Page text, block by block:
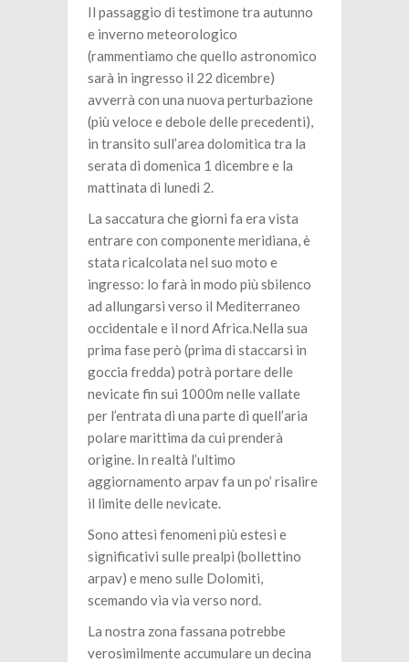
Il passaggio di testimone tra autunno
e inverno meteorologico
(rammentiamo che quello astronomico
sarà in ingresso il 22 dicembre)
avverrà con una nuova perturbazione
(più veloce e debole delle precedenti),
in transito sull’area dolomitica tra la
serata di domenica 1 dicembre e la
mattinata di lunedì 2.
La saccatura che giorni fa era vista
entrare con componente meridiana, è
stata ricalcolata nel suo moto e
ingresso: lo farà in modo più sbilenco
ad allungarsi verso il Mediterraneo
occidentale e il nord Africa.Nella sua
prima fase però (prima di staccarsi in
goccia fredda) potrà portare delle
nevicate fin sui 1000m nelle vallate
per l’entrata di una parte di quell’aria
polare marittima da cui prenderà
origine. In realtà l’ultimo
aggiornamento arpav fa un po’ risalire
il limite delle nevicate.
Sono attesi fenomeni più estesi e
significativi sulle prealpi (bollettino
arpav) e meno sulle Dolomiti,
scemando via via verso nord.
La nostra zona fassana potrebbe
verosimilmente accumulare un decina